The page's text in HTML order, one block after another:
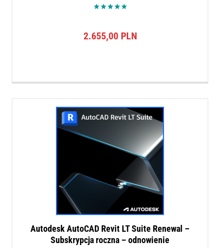
2.655,00 PLN
Autodesk AutoCAD Revit LT Suite Renewal –
Subskrypcja roczna – odnowienie